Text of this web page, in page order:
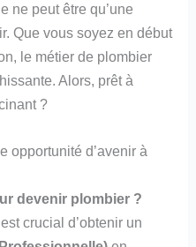
ne peut être qu’une
Que vous soyez en début
le métier de plombier
Alors, prêt à
?
opportunité d’avenir à
devenir plombier ?
crucial d’obtenir un